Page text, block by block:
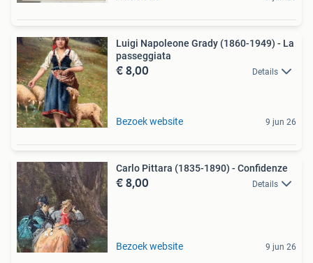
Luigi Napoleone Grady (1860-1949) - La
passeggiata
€ 8,00 Details
Bezoek website 9 jun 26
Carlo Pittara (1835-1890) - Confidenze
€ 8,00 Details
Bezoek website 9 jun 26